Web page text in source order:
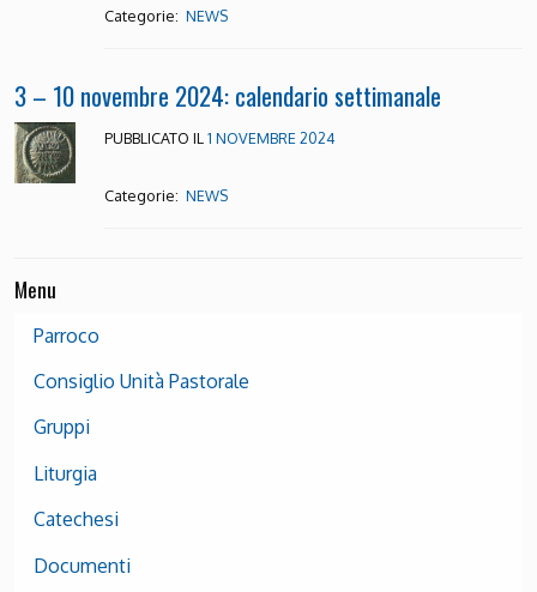
Categorie: NEWS
3 – 10 novembre 2024: calendario settimanale
PUBBLICATO IL 1 NOVEMBRE 2024
Categorie: NEWS
Menu
Parroco
Consiglio Unità Pastorale
Gruppi
Liturgia
Catechesi
Documenti